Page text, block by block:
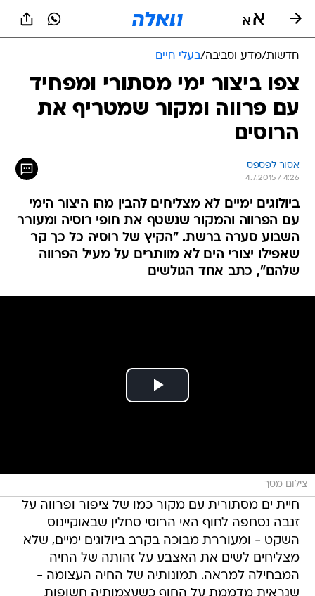
חדשות/מדע וסביבה/בעלי חיים
צפו ביצור ימי מסתורי ומפחיד
עם פרווה ומקור שמטריף את
הרוסים
אסור לפספס
4.7.2015 / 4:26
ביולוגים ימיים לא מצליחים להבין מהו היצור הימי
עם הפרווה והמקור שנשטף את חופי רוסיה ומעורר
השבוע סערה ברשת. "הקיץ של רוסיה כל כך קר
שאפילו יצורי הים לא מוותרים על מעיל הפרווה
שלהם", כתב אחד הגולשים
צילום מסך
חיית ים מסתורית עם מקור כמו של ציפור ופרווה על
זנבה נסחפה לחוף האי הרוסי סחלין שבאוקיינוס
השקט - ומעוררת מבוכה בקרב ביולוגים ימיים, שלא
מצליחים לשים את האצבע על זהותה של החיה
המבחילה למראה. תמונותיה של החיה העצומה -